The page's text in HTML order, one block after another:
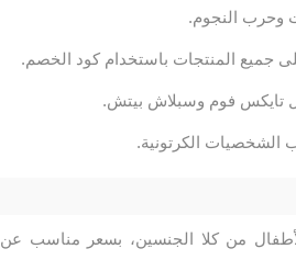
من كلا الجنسين، بسعر مناسب عن